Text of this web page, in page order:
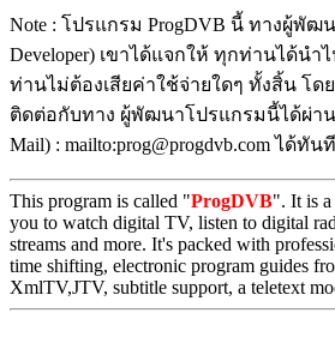
Note : โปรแกรม ProgDVB นี้ ทางผู้พัฒ
Developer) เขาได้แจกให้ ทุกท่านได้นำ
ท่านไม่ต้องเสียค่าใช้จ่ายใดๆ ทั้งสิ้น โด
ติดต่อกับทาง ผู้พัฒนาโปรแกรมนี้ได้ผ่าน
Mail) : mailto:prog@progdvb.com ได้ทัน
This program is called "ProgDVB". It is
you to watch digital TV, listen to digital
streams and more. It's packed with
time shifting, electronic program guides
XmlTV,JTV, subtitle support, a teletext